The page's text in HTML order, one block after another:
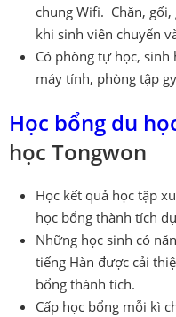
chung Wifi. Chăn,
khi sinh viên chuyển
Có phòng tự học,
máy tính, phòng tập
Học bổng du
học Tongwon
Học kết quả học tập
học bổng thành tích
Những học sinh có
tiếng Hàn được cải
bổng thành tích.
Cấp học bổng mỗi kì